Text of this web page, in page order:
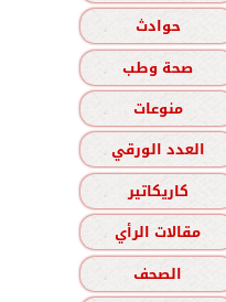
حوادث
صحة وطب
منوعات
العدد الورقي
كاريكاتير
مقالات الرأي
الصحف